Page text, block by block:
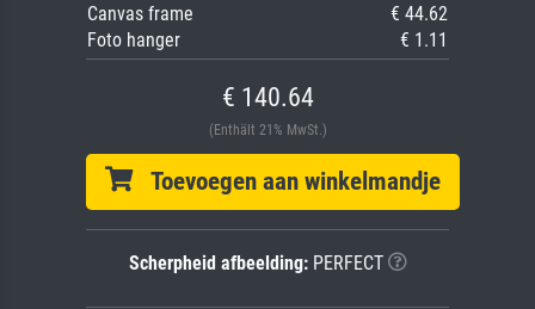
Canvas frame
€ 44.62
Foto hanger
€ 1.11
€ 140.64
(Enthält 21% MwSt.)
Toevoegen aan winkelmandje
Scherpheid afbeelding:PERFECT